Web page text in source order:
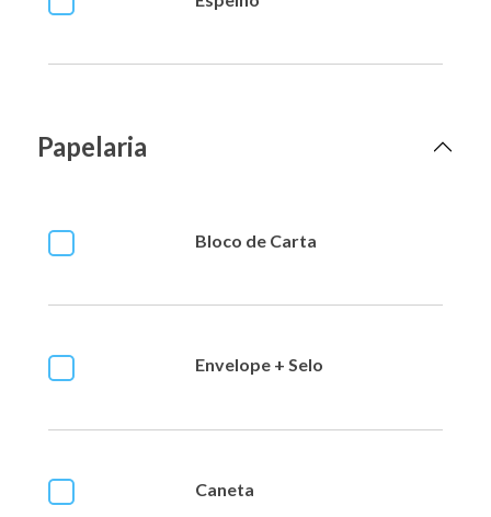
Papelaria
Bloco de Carta
Envelope + Selo
Caneta